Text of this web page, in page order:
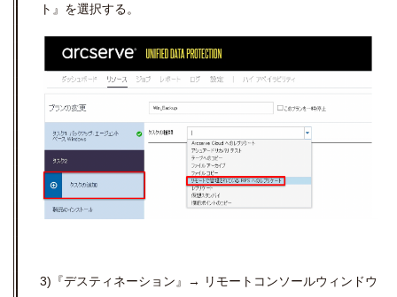
ト』を選択する。
3)『デスティネーション』→ リモートコンソールウィンドウ